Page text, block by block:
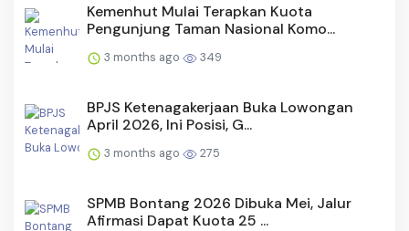
Kemenhut Mulai Terapkan Kuota
Pengunjung Taman Nasional Komo...
3 months ago 349
BPJS Ketenagakerjaan Buka Lowongan
April 2026, Ini Posisi, G...
3 months ago 275
SPMB Bontang 2026 Dibuka Mei, Jalur
Afirmasi Dapat Kuota 25 ...